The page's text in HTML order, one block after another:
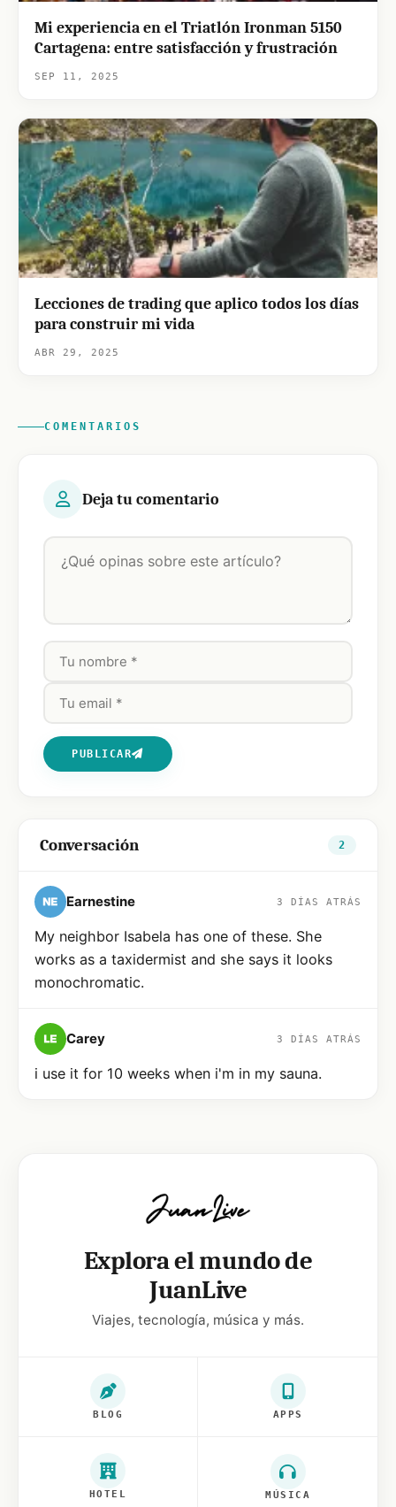
Mi experiencia en el Triatlón Ironman 5150
Cartagena: entre satisfacción y frustración
SEP 11, 2025
Lecciones de trading que aplico todos los días
para construir mi vida
ABR 29, 2025
COMENTARIOS
Deja tu comentario
PUBLICAR
Conversación 2
Earnestine 3 DÍAS ATRÁS
My neighbor Isabela has one of these. She
works as a taxidermist and she says it looks
monochromatic.
Carey 3 DÍAS ATRÁS
i use it for 10 weeks when i'm in my sauna.
Explora el mundo de
JuanLive
Viajes, tecnología, música y más.
BLOG APPS
HOTEL MÚSICA